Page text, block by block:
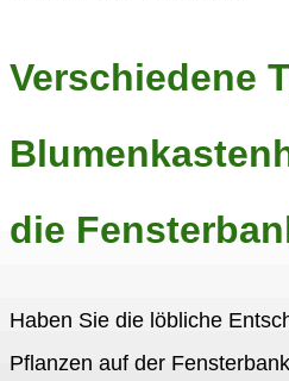
Verschiedene
die
Haben Sie die löbliche
Pflanzen auf der